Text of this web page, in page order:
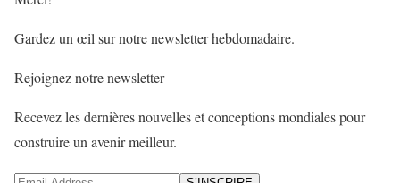
Gardez un œil sur notre newsletter hebdomadaire.
Rejoignez notre newsletter
Recevez les dernières nouvelles et conceptions mondiales pour
construire un avenir meilleur.